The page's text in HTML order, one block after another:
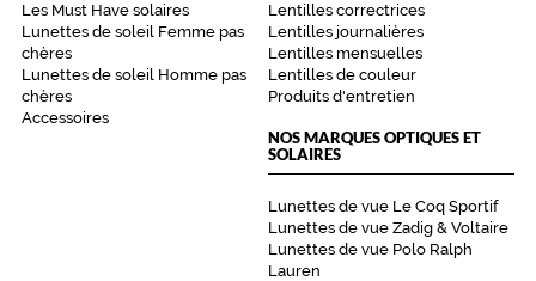
Les Must Have solaires
Lunettes de soleil Femme pas
chères
Lunettes de soleil Homme pas
chères
Accessoires
Lentilles correctrices
Lentilles journalières
Lentilles mensuelles
Lentilles de couleur
Produits d'entretien
NOS MARQUES OPTIQUES ET
SOLAIRES
Lunettes de vue Le Coq Sportif
Lunettes de vue Zadig & Voltaire
Lunettes de vue Polo Ralph
Lauren